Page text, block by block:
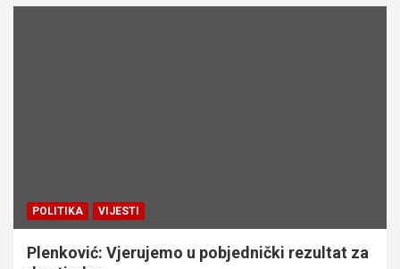
POLITIKA VIJESTI
Plenković: Vjerujemo u pobjednički rezultat za